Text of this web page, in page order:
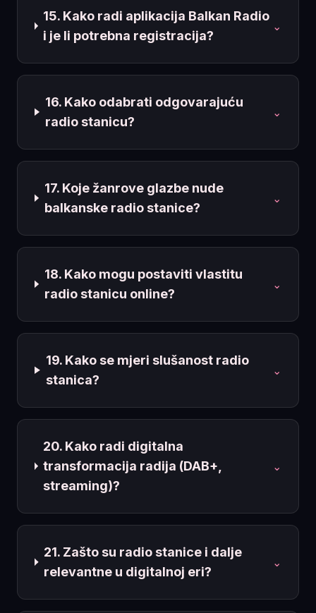
15. Kako radi aplikacija Balkan Radio
i je li potrebna registracija?
⌄
16. Kako odabrati odgovarajuću
radio stanicu?
⌄
17. Koje žanrove glazbe nude
balkanske radio stanice?
⌄
18. Kako mogu postaviti vlastitu
radio stanicu online?
⌄
19. Kako se mjeri slušanost radio
stanica?
⌄
20. Kako radi digitalna
transformacija radija (DAB+,
streaming)?
⌄
21. Zašto su radio stanice i dalje
relevantne u digitalnoj eri?
⌄